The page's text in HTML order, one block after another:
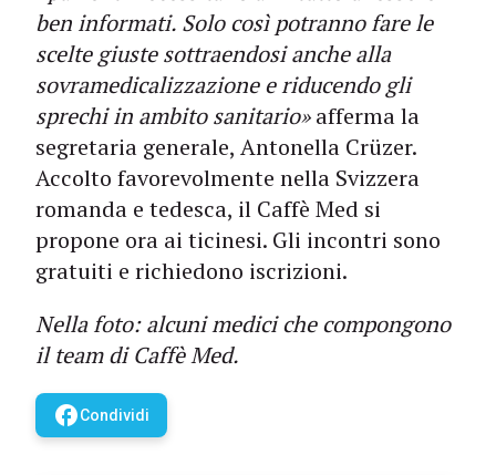
ben informati. Solo così potranno fare le
scelte giuste sottraendosi anche alla
sovramedicalizzazione e riducendo gli
sprechi in ambito sanitario»afferma la
segretaria generale, Antonella Crüzer.
Accolto favorevolmente nella Svizzera
romanda e tedesca, il Caffè Med si
propone ora ai ticinesi. Gli incontri sono
gratuiti e richiedono iscrizioni.
Nella foto: alcuni medici che compongono
il team di Caffè Med.
facebookCondividi